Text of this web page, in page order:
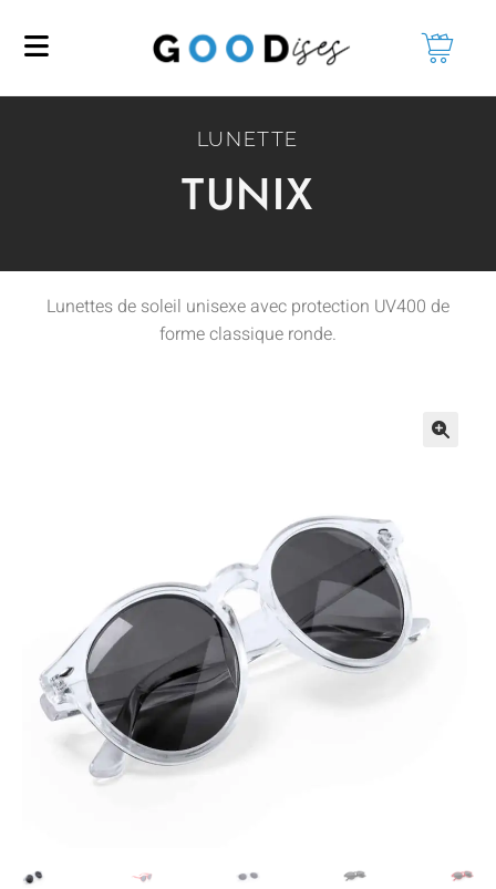
LUNETTE
TUNIX
Lunettes de soleil unisexe avec protection UV400 de
forme classique ronde.